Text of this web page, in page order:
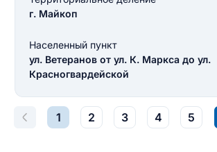
г. Майкоп
Населенный пункт
ул. Ветеранов от ул. К. Маркса до ул.
Красногвардейской
1 2 3 4 5
0/500
Введите свой номер телефона
Ответ на отзыв
Название населенного пункта
НАЙТИ МЕНЯ